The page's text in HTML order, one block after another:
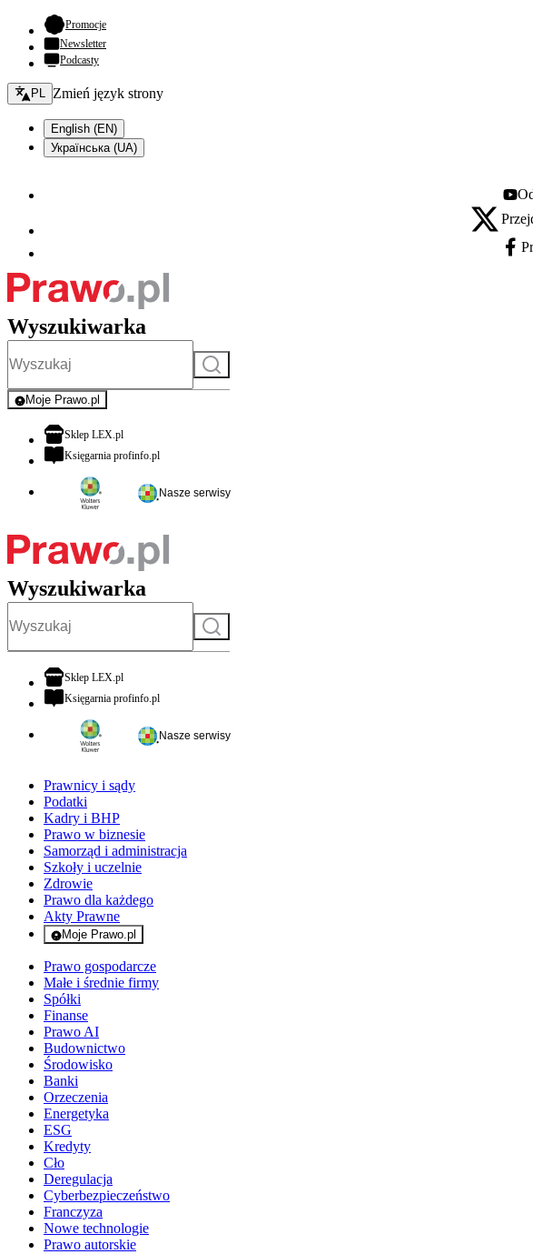
Promocje- otwiera się w nowej karcie
Newsletter
Podcasty
Zmień język - bieżący:
PL Zmień język strony
English (EN)
Українська (UA)
X - otwiera
Wyszukiwarka
Szukaj
Moje Prawo.pl
- rejestracja i logowanie do serwisu
Sklep LEX.plotwiera się w nowej karcie
Księgarnia profinfo.plotwiera się w nowej karcie
Nasze serwisy
Wyszukiwarka
Szukaj
Sklep LEX.plotwiera się w nowej karcie
Księgarnia profinfo.plotwiera się w nowej karcie
Nasze serwisy
Prawnicy i sądy
Podatki
Kadry i BHP
Prawo w biznesie
Samorząd i administracja
Szkoły i uczelnie
Zdrowie
Prawo dla każdego
Akty Prawne
Moje Prawo.pl
- rejestracja i logowanie do serwisu
Prawo gospodarcze
Małe i średnie firmy
Spółki
Finanse
Prawo AI
Budownictwo
Środowisko
Banki
Orzeczenia
Energetyka
ESG
Kredyty
Cło
Deregulacja
Cyberbezpieczeństwo
Franczyza
Nowe technologie
Prawo autorskie